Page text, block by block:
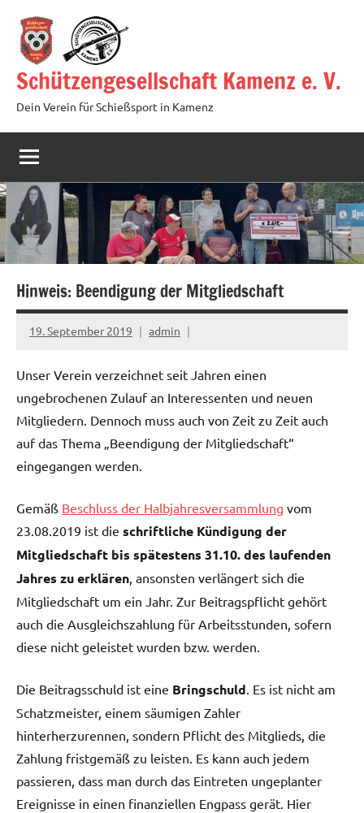
Inhalt
springen
Schützengesellschaft Kamenz e. V.
Dein Verein für Schießsport in Kamenz
Hinweis: Beendigung der Mitgliedschaft
19. September 2019 admin
Unser Verein verzeichnet seit Jahren einen
ungebrochenen Zulauf an Interessenten und neuen
Mitgliedern. Dennoch muss auch von Zeit zu Zeit auch
auf das Thema „Beendigung der Mitgliedschaft“
eingegangen werden.
Gemäß Beschluss der Halbjahresversammlung vom
23.08.2019 ist die schriftliche Kündigung der
Mitgliedschaft bis spätestens 31.10. des laufenden
Jahres zu erklären, ansonsten verlängert sich die
Mitgliedschaft um ein Jahr. Zur Beitragspflicht gehört
auch die Ausgleichszahlung für Arbeitsstunden, sofern
diese nicht geleistet wurden bzw. werden.
Die Beitragsschuld ist eine Bringschuld. Es ist nicht am
Schatzmeister, einem säumigen Zahler
hinterherzurennen, sondern Pflicht des Mitglieds, die
Zahlung fristgemäß zu leisten. Es kann auch jedem
passieren, dass man durch das Eintreten ungeplanter
Ereignisse in einen finanziellen Engpass gerät. Hier